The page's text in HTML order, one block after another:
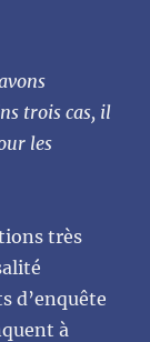
trois cas, il
les
très
d’enquête
à